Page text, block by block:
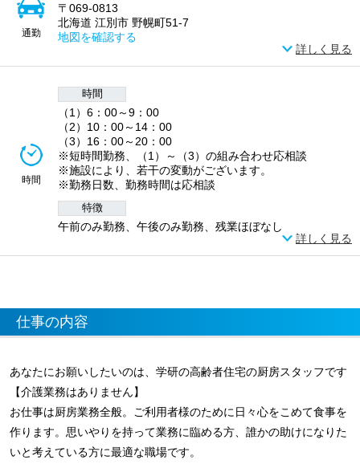
通勤
〒069-0813
北海道 江別市 野幌町51-7
地図を確認する
詳しく見る
時間
時間
（1）6：00～9：00
（2）10：00～14：00
（3）16：00～20：00
※短時間勤務、（1）～（3）の組み合わせ応相談
※施設により、若干の変動がございます。
※勤務日数、勤務時間は応相談
特徴
午前のみ勤務、午後のみ勤務、残業ほぼなし
詳しく見る
仕事の内容
あなたにお願いしたいのは、学研の高齢者住宅の厨房スタッフです
【介護業務はありません】
お仕事は厨房業務全般。ご利用者様のために日々心をこめて食事を
作ります。思いやりを持って業務に臨める方、誰かの助けになりた
いと考えている方に最適な職場です。